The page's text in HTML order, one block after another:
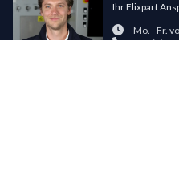
Ihr Flixpart
Mo. - Fr.
+49 (0)